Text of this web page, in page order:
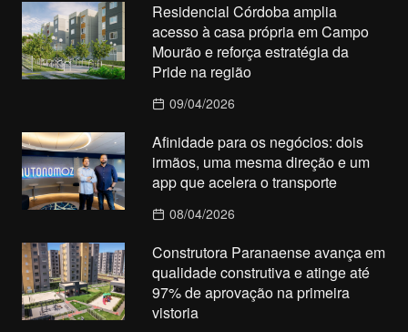
Residencial Córdoba amplia
acesso à casa própria em Campo
Mourão e reforça estratégia da
Pride na região
09/04/2026
Afinidade para os negócios: dois
irmãos, uma mesma direção e um
app que acelera o transporte
08/04/2026
Construtora Paranaense avança em
qualidade construtiva e atinge até
97% de aprovação na primeira
vistoria